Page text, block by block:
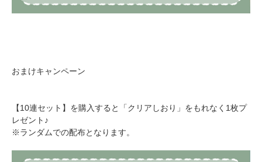
おまけキャンペーン
【10連セット】を購入すると「クリアしおり」をもれなく1枚プ
レゼント♪
※ランダムでの配布となります。